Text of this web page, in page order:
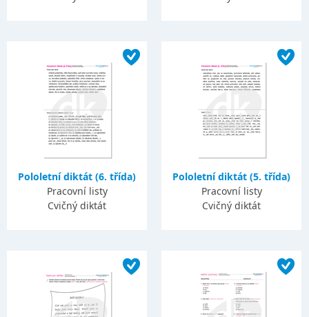
Pololetní diktát (6. třída)
Pracovní listy
Cvičný diktát
Pololetní diktát (5. třída)
Pracovní listy
Cvičný diktát